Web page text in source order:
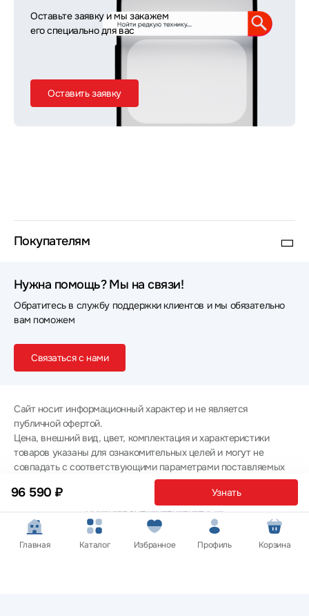
96 590 ₽ Узнать
Оставьте заявку и мы закажем
его специально для вас
Оставить заявку
Покупателям
Нужна помощь? Мы на связи!
Обратитесь в службу поддержки клиентов и мы обязательно
вам поможем
Связаться с нами
Сайт носит информационный характер и не является
публичной офертой.
Цена, внешний вид, цвет, комплектация и характеристики
товаров указаны для ознакомительных целей и могут не
совпадать с соответствующими параметрами поставляемых
товаров - уточняйте информацию у менеджера при
оформлении заказа.
Политика конфиденциальности
© 2012 — 2026 ООО «Эпл Тэк»
Главная Каталог Избранное Профиль Корзина